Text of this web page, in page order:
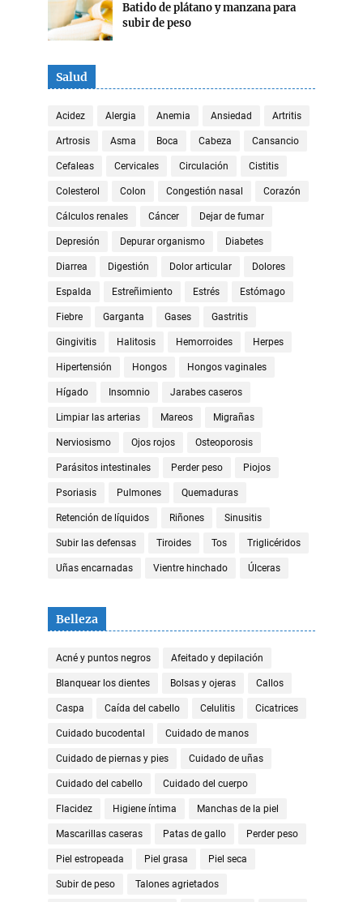
Batido de plátano y manzana para
subir de peso
Salud
Acidez Alergia Anemia Ansiedad Artritis
Artrosis Asma Boca Cabeza Cansancio
Cefaleas Cervicales Circulación Cistitis
Colesterol Colon Congestión nasal Corazón
Cálculos renales Cáncer Dejar de fumar
Depresión Depurar organismo Diabetes
Diarrea Digestión Dolor articular Dolores
Espalda Estreñimiento Estrés Estómago
Fiebre Garganta Gases Gastritis
Gingivitis Halitosis Hemorroides Herpes
Hipertensión Hongos Hongos vaginales
Hígado Insomnio Jarabes caseros
Limpiar las arterias Mareos Migrañas
Nerviosismo Ojos rojos Osteoporosis
Parásitos intestinales Perder peso Piojos
Psoriasis Pulmones Quemaduras
Retención de líquidos Riñones Sinusitis
Subir las defensas Tiroides Tos Triglicéridos
Uñas encarnadas Vientre hinchado Úlceras
Belleza
Acné y puntos negros Afeitado y depilación
Blanquear los dientes Bolsas y ojeras Callos
Caspa Caída del cabello Celulitis Cicatrices
Cuidado bucodental Cuidado de manos
Cuidado de piernas y pies Cuidado de uñas
Cuidado del cabello Cuidado del cuerpo
Flacidez Higiene íntima Manchas de la piel
Mascarillas caseras Patas de gallo Perder peso
Piel estropeada Piel grasa Piel seca
Subir de peso Talones agrietados